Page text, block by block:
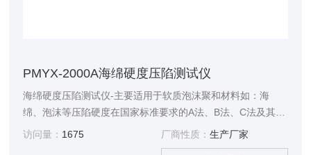
PMYX-2000A海绵硬度压陷测试仪
海绵硬度压陷测试仪-主要适用于软质泡沫聚和材料如：海
绵、泡沫等压陷硬度在国家标准要求的A法、B法、C法及其它
试验条件下对标准尺寸的海绵、泡沫等试样进行标准的测试，
访问量： 1675 厂商性质： 生产厂家